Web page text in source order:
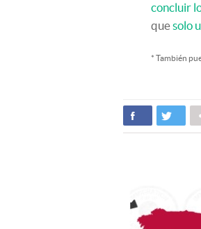
concluir
quesolo
* También